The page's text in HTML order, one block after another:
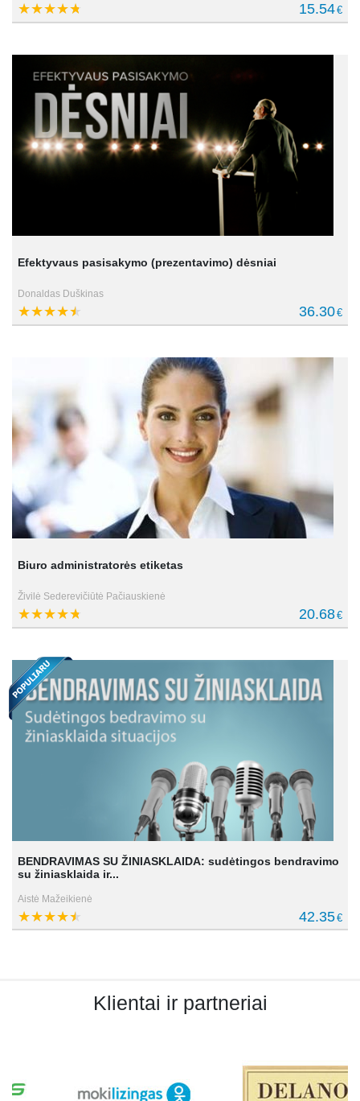
15.54€
Efektyvaus pasisakymo (prezentavimo) dėsniai
Donaldas Duškinas
36.30€
Biuro administratorės etiketas
Živilė Sederevičiūtė Pačiauskienė
20.68€
BENDRAVIMAS SU ŽINIASKLAIDA: sudėtingos bendravimo
su žiniasklaida ir...
Aistė Mažeikienė
42.35€
Klientai ir partneriai